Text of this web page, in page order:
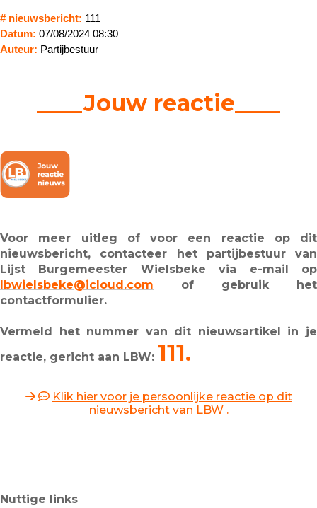
# nieuwsbericht: 111
Datum: 07/08/2024 08:30
Auteur: Partijbestuur
____Jouw reactie____
Voor meer uitleg of voor een reactie op dit
nieuwsbericht, contacteer het partijbestuur van
Lijst Burgemeester Wielsbeke via e-mail op
lbwielsbeke@icloud.com
of gebruik het
contactformulier.
Vermeld het nummer van dit nieuwsartikel in je
reactie, gericht aan LBW: 111.
Klik hier voor je persoonlijke reactie op dit
nieuwsbericht van LBW .
Nuttige links